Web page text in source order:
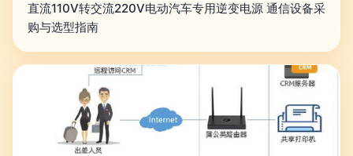
直流110V转交流220V电动汽车专用逆变电源 通信设备采
购与选型指南